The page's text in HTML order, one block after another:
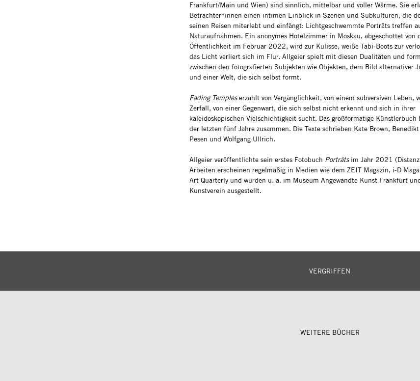
Frankfurt/Main und Wien) sind sinnlich, mittelbar und voller Wärme. Sie
Betrachter*innen einen intimen Einblick in Szenen und Subkulturen, die
seinen Reisen miterlebt und einfängt: Lichtgeschwemmte Porträts treffen
Naturaufnahmen. Ein anonymes Hotelzimmer in Moskau, abgeschottet von
Öffentlichkeit im Februar 2022, wird zur Kulisse, weiße Tabi-Boots zur
das Licht verliert sich im Flur. Allgeier spielt mit diesen Dualitäten und
zwischen den fotografierten Subjekten wie Objekten, dem Bild alternativer
und einer Welt, die sich selbst formt.
Fading Templeserzählt von Vergänglichkeit, von einem subversiven Leben,
Zerfall, von einer Gegenwart, die sich selbst nicht erkennt und sich in ihrer
kaleidoskopischen Vielschichtigkeit sucht. Das großformatige Künstlerbuch
der letzten fünf Jahre zusammen. Die Texte schrieben Kate Brown,
Pesen und Wolfgang Ullrich.
Allgeier veröffentlichte sein erstes Fotobuch Porträtsim Jahr 2021 (Distanz
Arbeiten erscheinen regelmäßig in Medien wie dem ZEIT Magazin, i-D
Art Quarterly und wurden u. a. im Museum Angewandte Kunst Frankfurt
Kunstverein ausgestellt.
VERGRIFFEN
WEITERE BÜCHER